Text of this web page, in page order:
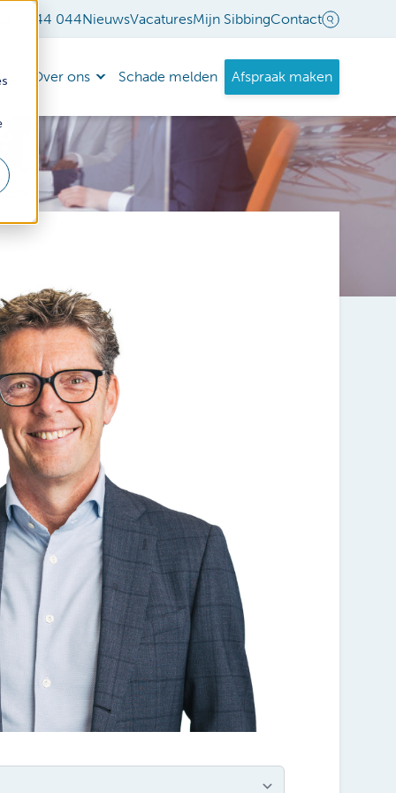
- 544 044NieuwsVacaturesMijn SibbingContact
Over ons Schade melden Afspraak maken